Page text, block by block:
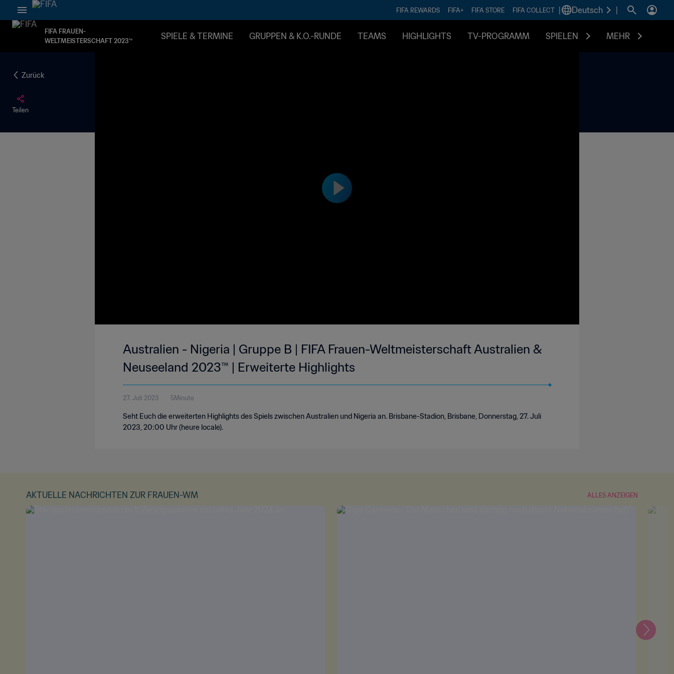
FIFA REWARDS FIFA+ FIFA STORE FIFA COLLECT Deutsch
FIFA FRAUEN-
WELTMEISTERSCHAFT 2023™
SPIELE & TERMINE GRUPPEN & K.O.-RUNDE TEAMS HIGHLIGHTS TV-PROGRAMM SPIELEN MEHR
Zurück
Teilen
Australien - Nigeria | Gruppe B | FIFA Frauen-Weltmeisterschaft Australien &
Neuseeland 2023™ | Erweiterte Highlights
27. Juli 2023 5Minute
Seht Euch die erweiterten Highlights des Spiels zwischen Australien und Nigeria an. Brisbane-Stadion, Brisbane, Donnerstag, 27. Juli
2023, 20:00 Uhr (heure locale).
AKTUELLE NACHRICHTEN ZUR FRAUEN-WM ALLES ANZEIGEN
Weiter